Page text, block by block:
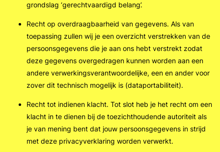
grondslag ‘gerechtvaardigd belang’.
Recht op overdraagbaarheid van gegevens. Als van
toepassing zullen wij je een overzicht verstrekken van de
persoonsgegevens die je aan ons hebt verstrekt zodat
deze gegevens overgedragen kunnen worden aan een
andere verwerkingsverantwoordelijke, een en ander voor
zover dit technisch mogelijk is (dataportabiliteit).
Recht tot indienen klacht. Tot slot heb je het recht om een
klacht in te dienen bij de toezichthoudende autoriteit als
je van mening bent dat jouw persoonsgegevens in strijd
met deze privacyverklaring worden verwerkt.